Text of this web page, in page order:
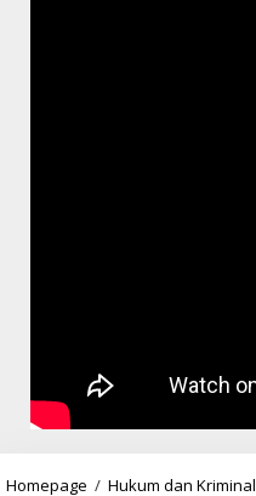
Homepage / Hukum dan Kriminal